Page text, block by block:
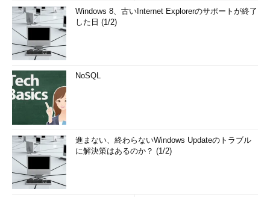
Windows 8、古いInternet Explorerのサポートが終了
した日 (1/2)
NoSQL
進まない、終わらないWindows Updateのトラブル
に解決策はあるのか？ (1/2)